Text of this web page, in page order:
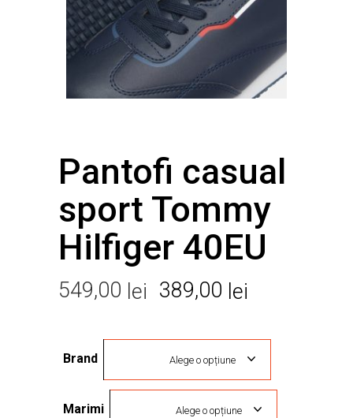
Pantofi casual
sport Tommy
Hilfiger 40EU
549,00 lei Prețul
a
fost:
549,00 lei.
389,00 lei
este:
389,00 lei.
Brand Alege o opțiune
Marimi Alege o opțiune